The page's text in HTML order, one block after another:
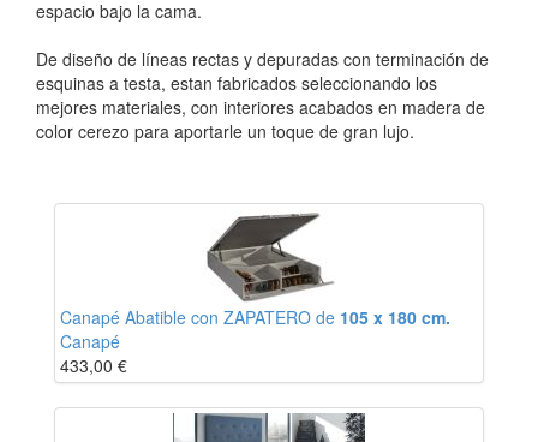
espacio bajo la cama.
De diseño de líneas rectas y depuradas con terminación de
esquinas a testa, estan fabricados seleccionando los
mejores materiales, con interiores acabados en madera de
color cerezo para aportarle un toque de gran lujo.
Canapé Abatible con ZAPATERO de 105 x 180 cm.
Canapé
433,00 €